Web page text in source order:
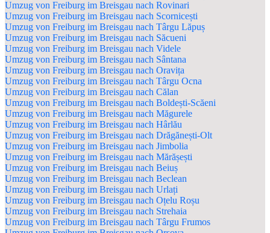
Umzug von Freiburg im Breisgau nach Rovinari
Umzug von Freiburg im Breisgau nach Scornicești
Umzug von Freiburg im Breisgau nach Târgu Lăpuș
Umzug von Freiburg im Breisgau nach Săcueni
Umzug von Freiburg im Breisgau nach Videle
Umzug von Freiburg im Breisgau nach Sântana
Umzug von Freiburg im Breisgau nach Oravița
Umzug von Freiburg im Breisgau nach Târgu Ocna
Umzug von Freiburg im Breisgau nach Călan
Umzug von Freiburg im Breisgau nach Boldești-Scăeni
Umzug von Freiburg im Breisgau nach Măgurele
Umzug von Freiburg im Breisgau nach Hârlău
Umzug von Freiburg im Breisgau nach Drăgănești-Olt
Umzug von Freiburg im Breisgau nach Jimbolia
Umzug von Freiburg im Breisgau nach Mărășești
Umzug von Freiburg im Breisgau nach Beiuș
Umzug von Freiburg im Breisgau nach Beclean
Umzug von Freiburg im Breisgau nach Urlați
Umzug von Freiburg im Breisgau nach Oțelu Roșu
Umzug von Freiburg im Breisgau nach Strehaia
Umzug von Freiburg im Breisgau nach Târgu Frumos